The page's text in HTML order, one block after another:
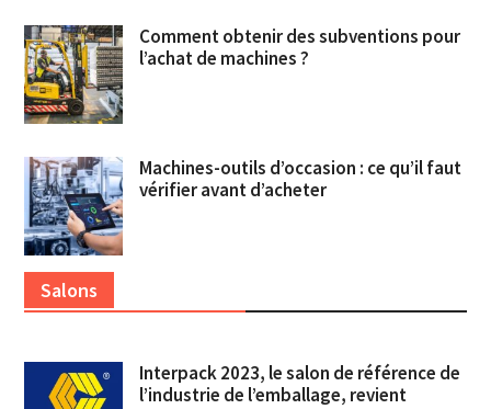
Comment obtenir des subventions pour
l’achat de machines ?
Machines-outils d’occasion : ce qu’il faut
vérifier avant d’acheter
Salons
Interpack 2023, le salon de référence de
l’industrie de l’emballage, revient